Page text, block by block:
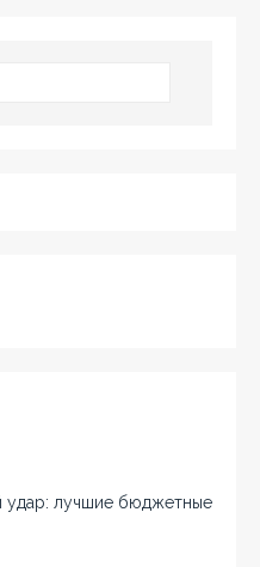
удар: лучшие бюджетные